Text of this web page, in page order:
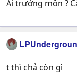
Ai trưởng môn ?
t thì chả còn gì